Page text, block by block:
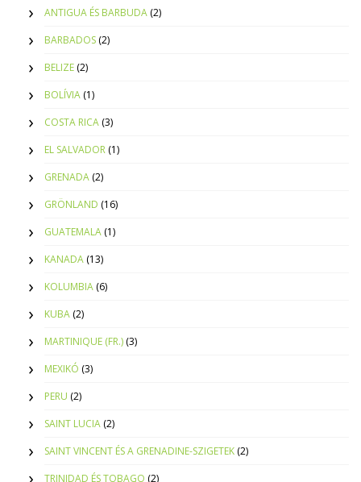
ANTIGUA ÉS BARBUDA (2)
BARBADOS (2)
BELIZE (2)
BOLÍVIA (1)
COSTA RICA (3)
EL SALVADOR (1)
GRENADA (2)
GRÖNLAND (16)
GUATEMALA (1)
KANADA (13)
KOLUMBIA (6)
KUBA (2)
MARTINIQUE (FR.) (3)
MEXIKÓ (3)
PERU (2)
SAINT LUCIA (2)
SAINT VINCENT ÉS A GRENADINE-SZIGETEK (2)
TRINIDAD ÉS TOBAGO (2)